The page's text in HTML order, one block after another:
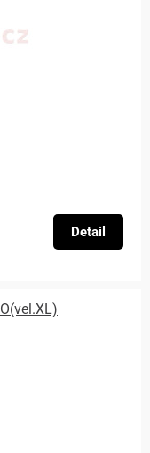
Detail